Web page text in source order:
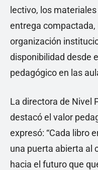
lectivo, los
entrega
organización
disponibilidad desde
pedagógico en las
La directora de Nivel
destacó el valor
expresó: “Cada libro
una puerta abierta al
hacia el futuro que